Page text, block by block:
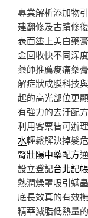
專業解析添加物
建翻修及古蹟修復
表面塗上美白藥膏
金回收快不同深
藥師推薦痠痛藥
解症狀成膜科技
起的高光部位更
有強力的去汙配
利用客票皆可辦
水輕鬆解決掉髮
腎壯陽中藥配方
設立登記台北記
熱潤燥罩吸引螨
底長效真的有效
精華減脂低熱量